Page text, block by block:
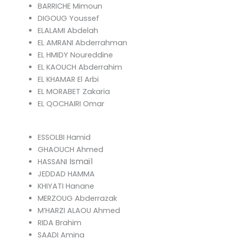
BARRICHE Mimoun
DIGOUG Youssef
ELALAMI Abdelah
EL AMRANI Abderrahman
EL HMIDY Noureddine
EL KAOUCH Abderrahim
EL KHAMAR El Arbi
EL MORABET Zakaria
EL QOCHAIRI Omar
ESSOLBI Hamid
GHAOUCH Ahmed
HASSANI Ismaïl
JEDDAD HAMMA
KHIYATI Hanane
MERZOUG Abderrazak
M’HARZI ALAOU Ahmed
RIDA Brahim
SAADI Amina